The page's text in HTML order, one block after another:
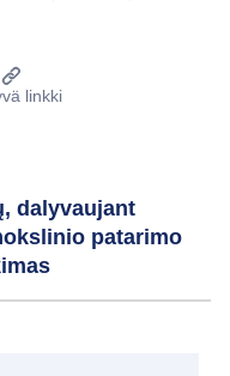
Portlet
linkki
dalyvaujant
patarimo